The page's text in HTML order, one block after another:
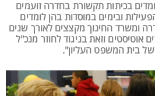
בכיתות תקשורת בחדרה זועמים
ובימים במוסדות בהן לומדים
ומשרד החינוך מקצצים לאורך שנים
אוטיסטים וזאת בניגוד לחוזר מנכ"ל
בית המשפט העליון".